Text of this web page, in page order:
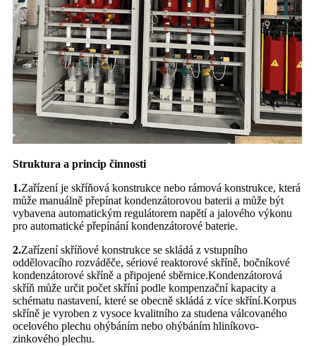
Struktura a princip činnosti
1.Zařízení je skříňová konstrukce nebo rámová konstrukce, která
může manuálně přepínat kondenzátorovou baterii a může být
vybavena automatickým regulátorem napětí a jalového výkonu
pro automatické přepínání kondenzátorové baterie.
2.Zařízení skříňové konstrukce se skládá z vstupního
oddělovacího rozváděče, sériové reaktorové skříně, bočníkové
kondenzátorové skříně a připojené sběrnice.Kondenzátorová
skříň může určit počet skříní podle kompenzační kapacity a
schématu nastavení, které se obecně skládá z více skříní.Korpus
skříně je vyroben z vysoce kvalitního za studena válcovaného
ocelového plechu ohýbáním nebo ohýbáním hliníkovo-
zinkového plechu.